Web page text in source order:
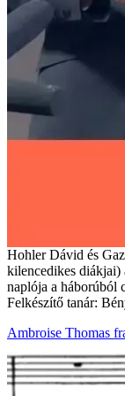
Hohler Dávid és
kilencedikes diákjai)
naplója a háborúból
Felkészítő tanár:
Ambroise Thomas